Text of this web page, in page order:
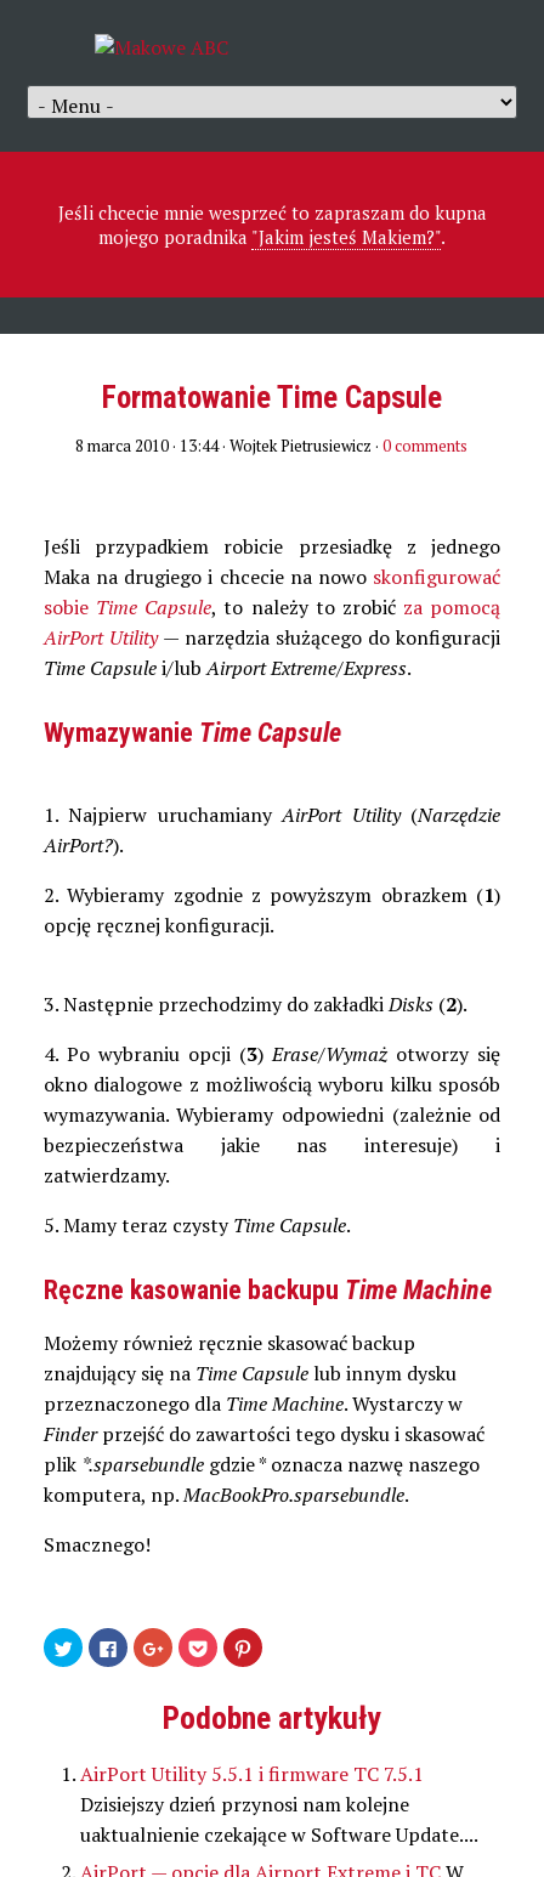
Jeśli chcecie mnie wesprzeć to zapraszam do kupna
mojego poradnika "Jakim jesteś Makiem?".
Formatowanie Time Capsule
8 marca 2010 · 13:44· Wojtek Pietrusiewicz ·0 comments
Jeśli przypadkiem robicie przesiadkę z jednego
Maka na drugiego i chcecie na nowo skonfigurować
sobie Time Capsule, to należy to zrobić za pomocą
AirPort Utility— narzędzia służącego do konfiguracji
Time Capsulei/lubAirport Extreme/Express.
Wymazywanie Time Capsule
1. Najpierw uruchamianyAirPort Utility(Narzędzie
AirPort?).
2. Wybieramy zgodnie z powyższym obrazkem (1)
opcję ręcznej konfiguracji.
3. Następnie przechodzimy do zakładkiDisks(2).
4. Po wybraniu opcji (3)Erase/Wymażotworzy się
okno dialogowe z możliwością wyboru kilku sposób
wymazywania. Wybieramy odpowiedni (zależnie od
bezpieczeństwa jakie nas interesuje) i
zatwierdzamy.
5. Mamy teraz czystyTime Capsule.
Ręczne kasowanie backupu Time Machine
Możemy również ręcznie skasować backup
znajdujący się na Time Capsulelub innym dysku
przeznaczonego dla Time Machine. Wystarczy w
Finderprzejść do zawartości tego dysku i skasować
plik *.sparsebundlegdzie * oznacza nazwę naszego
komputera, np.MacBookPro.sparsebundle.
Smacznego!
Udostępnij
na
Twitterze(Otwiera
Kliknij,
aby
udostępnić
Facebooku(Otwiera
Kliknij,
aby
udostępnić
Google+
(Otwiera
się
oknie)
Kliknij
by
udostępnić
serwisie
Pocket(Otwiera
się
oknie)
Udostępniej
na
nowym
oknie)
Podobne artykuły
AirPort Utility 5.5.1 i firmware TC 7.5.1
Dzisiejszy dzień przynosi nam kolejne
uaktualnienie czekające w Software Update....